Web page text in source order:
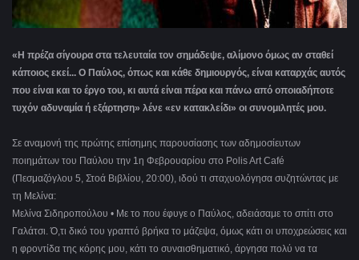
«Η πρέζα σίγουρα στα τελευταία τον σημάδεψε, αλίμονο όμως αν σταθεί
κάποιος εκεί... Ο Παύλος, όπως και κάθε δημιουργός, είναι καταρχάς αυτός
που είναι και το έργο του, κι αυτά είναι πέρα και πάνω από οποιαδήποτε
τυχόν αδυναμία ή εξάρτηση» λένε «εν κατακλείδι» οι συνομιλητές μου.
Σε αναμονή της πρώτης επίσημης παρουσίασης των αδημοσίευτων
ποιημάτων του Παύλου την 1η Φεβρουαρίου στο Polis Art Café
(Πεσμαζόγλου 5, Στοά Βιβλίου, 20:00), ιδού τι σταχυολόγησα συζητώντας με
τη Μελίνα:
Μελίνα Σιδηροπούλου • Με το που έφυγε ο Παύλος, αδειάσαμε το σπίτι στο
Γαλάτσι. Ό,τι δικό του γραπτό βρήκα το μάζεψα, όμως κάτι οι υποχρεώσεις και
η φροντίδα της κόρης μου, κάτι το συναισθηματικό, άργησα πολύ να τα